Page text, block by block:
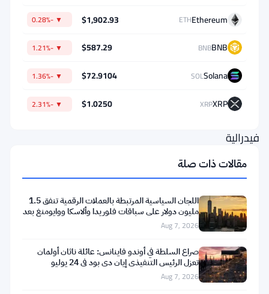
شهرًا
وجدت
فيدرالية
سرق
مليون
دولار
من
نتفليكس
Ethereum
ETH
$1,902.93
▼ -0.28%
BNB
BNB
$587.29
▼ -1.21%
Solana
SOL
$72.9104
▼ -1.36%
XRP
XRP
$1.0250
▼ -2.31%
مقالات ذات صلة
اللجان السياسية المرتبطة بالعملات الرقمية تنفق 1.5
مليون دولار على سباقات فلوريدا وألاسكا ووايومنغ بعد
تعثر
Aug 7, 2026
صراع السلطة في أوندو فاينانس: عائلة ناثان أولمان
تعزل الرئيس التنفيذي إيان دي بود في 24 يوليو
Aug 7, 2026